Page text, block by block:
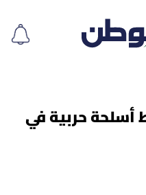
حربية في